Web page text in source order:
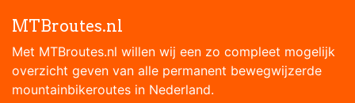
MTBroutes.nl
Met MTBroutes.nl willen wij een zo compleet mogelijk
overzicht geven van alle permanent bewegwijzerde
mountainbikeroutes in Nederland.